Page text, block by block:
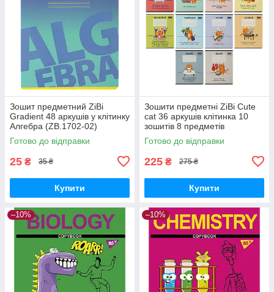
Зошит предметний ZiBi
Gradient 48 аркушів у клітинку
Алгебра (ZB.1702-02)
Готово до відправки
25 ₴ 35 ₴
Купити
Зошити предметні ZiBi Cute
cat 36 аркушів клітинка 10
зошитів 8 предметів
(ZB.1731-99)
Готово до відправки
225 ₴ 275 ₴
Купити
–10% –10%